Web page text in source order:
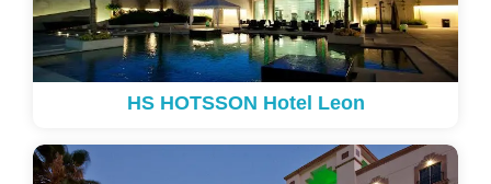
HS HOTSSON Hotel Leon